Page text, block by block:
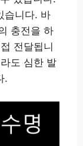
습니다. 바
충전을 하
전달됩니
도 심한 발
.